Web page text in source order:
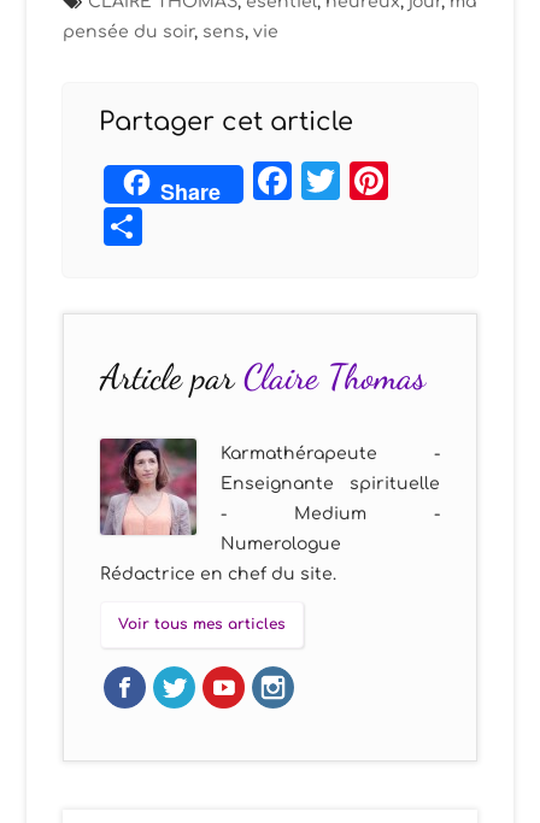
pensée du soir, sens,vie
Partager cet article
Share Facebook
Twitter
Article parClaire Thomas
Karmathérapeute -
Enseignante spirituelle
- Medium -
Numerologue
Rédactrice en chef du site.
Voir tous mes articles